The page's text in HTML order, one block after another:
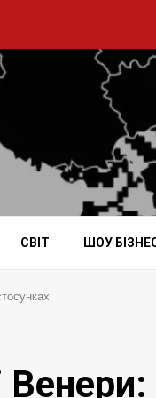
СВІТ ШОУ